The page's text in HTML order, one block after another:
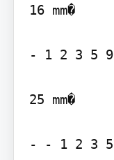
16 mm�
- 1 2 3 5
25 mm�
- - 1 2 3 5